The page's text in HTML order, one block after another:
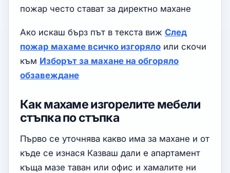
пожар често стават за директно махане
Ако искаш бърз път в текста виж След
пожар махаме всичко изгоряло или скочи
към Изборът за махане на обгоряло
обзавеждане
Как махаме изгорелите мебели
стъпка по стъпка
Първо се уточнява какво има за махане и от
къде се изнася Казваш дали е апартамент
къща мазе таван или офис и хамалите ни